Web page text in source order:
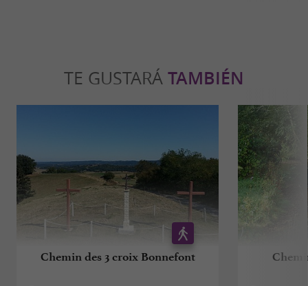
TE GUSTARÁ TAMBIÉN
Chemin des 3 croix Bonnefont